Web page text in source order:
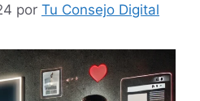
por Tu Consejo Digital